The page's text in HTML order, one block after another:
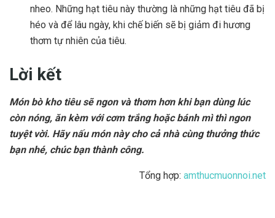
nheo. Những hạt tiêu này thường là những hạt tiêu đã bị
héo và để lâu ngày, khi chế biến sẽ bị giảm đi hương
thơm tự nhiên của tiêu.
Lời kết
Món bò kho tiêu sẽ ngon và thơm hơn khi bạn dùng lúc
còn nóng, ăn kèm với cơm trắng hoặc bánh mì thì ngon
tuyệt vời. Hãy nấu món này cho cả nhà cùng thưởng thức
bạn nhé, chúc bạn thành công.
Tổng hợp: amthucmuonnoi.net